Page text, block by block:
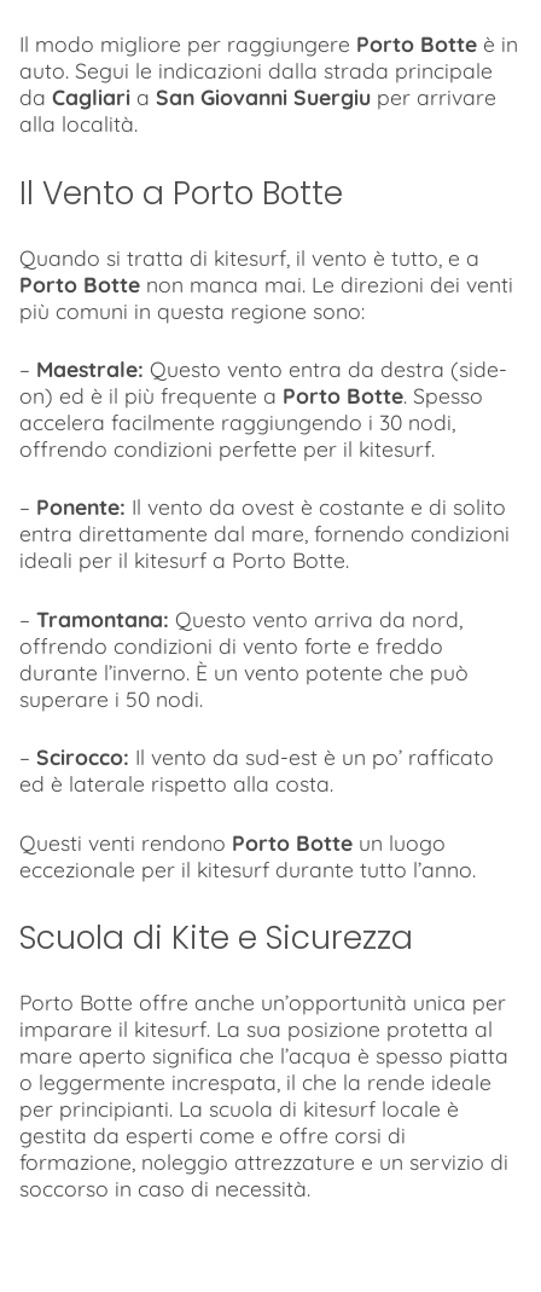
Il modo migliore per raggiungere Porto Botte è in
auto. Segui le indicazioni dalla strada principale
da Cagliari a San Giovanni Suergiu per arrivare
alla località.
Il Vento a Porto Botte
Quando si tratta di kitesurf, il vento è tutto, e a
Porto Botte non manca mai. Le direzioni dei venti
più comuni in questa regione sono:
– Maestrale: Questo vento entra da destra (side-
on) ed è il più frequente a Porto Botte. Spesso
accelera facilmente raggiungendo i 30 nodi,
offrendo condizioni perfette per il kitesurf.
– Ponente: Il vento da ovest è costante e di solito
entra direttamente dal mare, fornendo condizioni
ideali per il kitesurf a Porto Botte.
– Tramontana: Questo vento arriva da nord,
offrendo condizioni di vento forte e freddo
durante l’inverno. È un vento potente che può
superare i 50 nodi.
– Scirocco: Il vento da sud-est è un po’ rafficato
ed è laterale rispetto alla costa.
Questi venti rendono Porto Botte un luogo
eccezionale per il kitesurf durante tutto l’anno.
Scuola di Kite e Sicurezza
Porto Botte offre anche un’opportunità unica per
imparare il kitesurf. La sua posizione protetta al
mare aperto significa che l’acqua è spesso piatta
o leggermente increspata, il che la rende ideale
per principianti. La scuola di kitesurf locale è
gestita da esperti come e offre corsi di
formazione, noleggio attrezzature e un servizio di
soccorso in caso di necessità.